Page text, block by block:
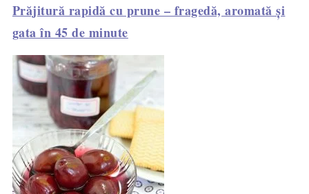
Prăjitură rapidă cu prune – fragedă, aromată și
gata în 45 de minute